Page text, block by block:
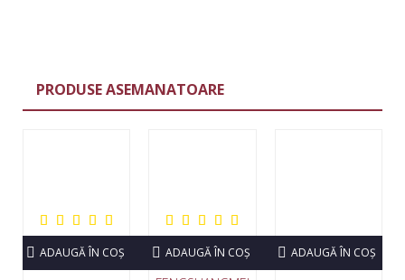
PRODUSE ASEMANATOARE
ADAUGĂ ÎN COŞ ADAUGĂ ÎN COŞ ADAUGĂ ÎN COŞ